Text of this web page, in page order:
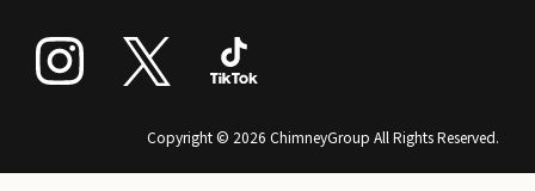
Copyright © 2026 ChimneyGroup All Rights Reserved.